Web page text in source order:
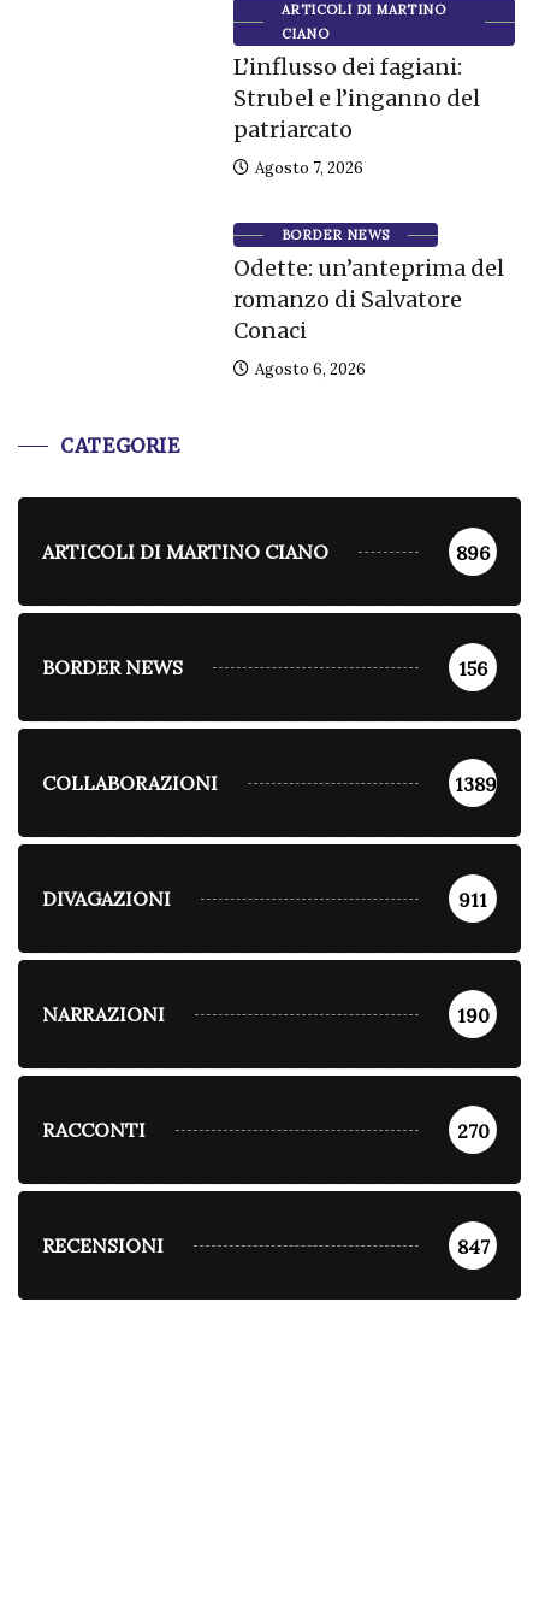
ARTICOLI DI MARTINO
CIANO
L’influsso dei fagiani:
Strubel e l’inganno del
patriarcato
Agosto 7, 2026
BORDER NEWS
Odette: un’anteprima del
romanzo di Salvatore
Conaci
Agosto 6, 2026
CATEGORIE
ARTICOLI DI MARTINO CIANO 896
BORDER NEWS 156
COLLABORAZIONI 1389
DIVAGAZIONI 911
NARRAZIONI 190
RACCONTI 270
RECENSIONI 847